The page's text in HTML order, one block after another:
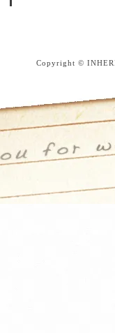
Copyright ©